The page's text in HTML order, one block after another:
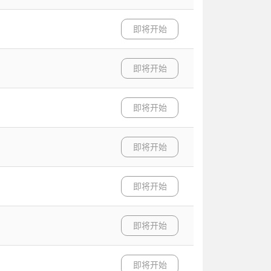
即将开始
即将开始
即将开始
即将开始
即将开始
即将开始
即将开始